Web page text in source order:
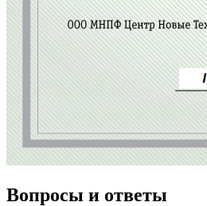
Вопросы и ответы